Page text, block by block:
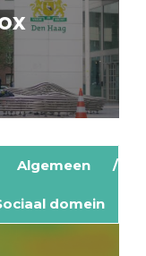
Algemeen
domein